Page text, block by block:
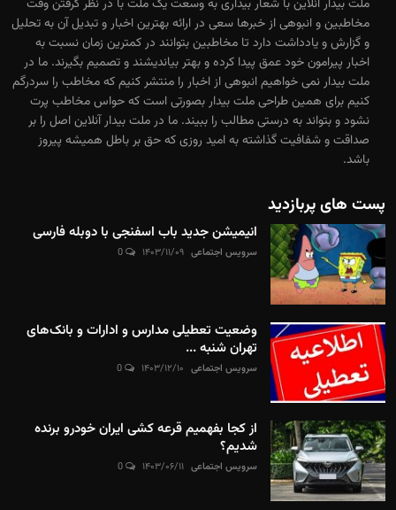
ملت بیدار آنلاین با شعار بیداری به وسعت یک ملت با در نظر گرفتن وقت
مخاطبین و انبوهی از خبرها سعی در ارائه بهترین اخبار و تبدیل آن به تحلیل
و گزارش و یادداشت دارد تا مخاطبین بتوانند در کمترین زمان نسبت به
اخبار پیرامون خود عمق پیدا کرده و بهتر بیاندیشند و تصمیم بگیرند. ما در
ملت بیدار نمی خواهیم انبوهی از اخبار را منتشر کنیم که مخاطب را سردرگم
کنیم برای همین طراحی ملت بیدار بصورتی است که حواس مخاطب پرت
نشود و بتواند به درستی مطالب را ببیند. ما در ملت بیدار آنلاین اصل را بر
صداقت و شفافیت گذاشته به امید روزی که حق بر باطل همیشه پیروز
باشد.
پست های پربازدید
انیمیشن جدید باب اسفنجی با دوبله فارسی
سرویس اجتماعی ۱۴۰۳/۱۱/۰۹
وضعیت تعطیلی مدارس و ادارات و بانک‌های
تهران شنبه ...
سرویس اجتماعی ۱۴۰۳/۱۲/۱۰
از کجا بفهمیم قرعه کشی ایران خودرو برنده
شدیم؟
سرویس اجتماعی ۱۴۰۳/۰۶/۱۱